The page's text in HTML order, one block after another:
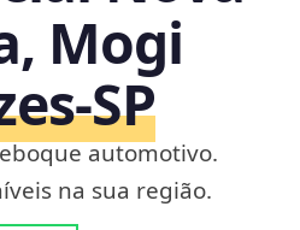
Mogi
automotivo.
na sua região.